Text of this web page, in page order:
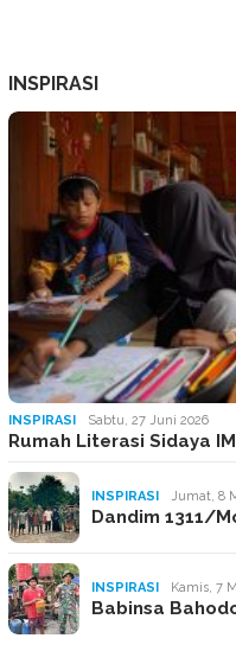
INSPIRASI
INSPIRASI Sabtu, 27 Juni 2026
Rumah Literasi Sidaya
INSPIRASI Jumat, 8
Dandim 1311/
INSPIRASI Kamis, 7
Babinsa